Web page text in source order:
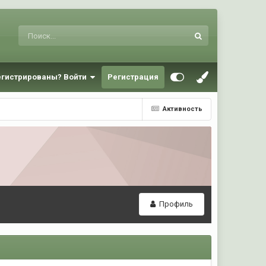
Войти Регистрация
Активность
Профиль